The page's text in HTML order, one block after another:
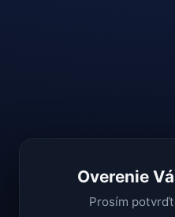
Overenie
Prosím